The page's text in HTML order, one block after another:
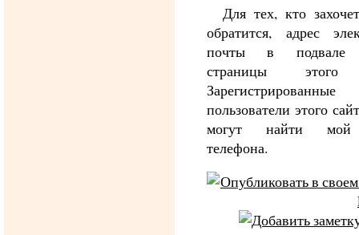
Для тех, кто
обратится, адрес
почты в подвале
страницы этого
Зарегистрированные
пользователи этого
могут найти
телефона.